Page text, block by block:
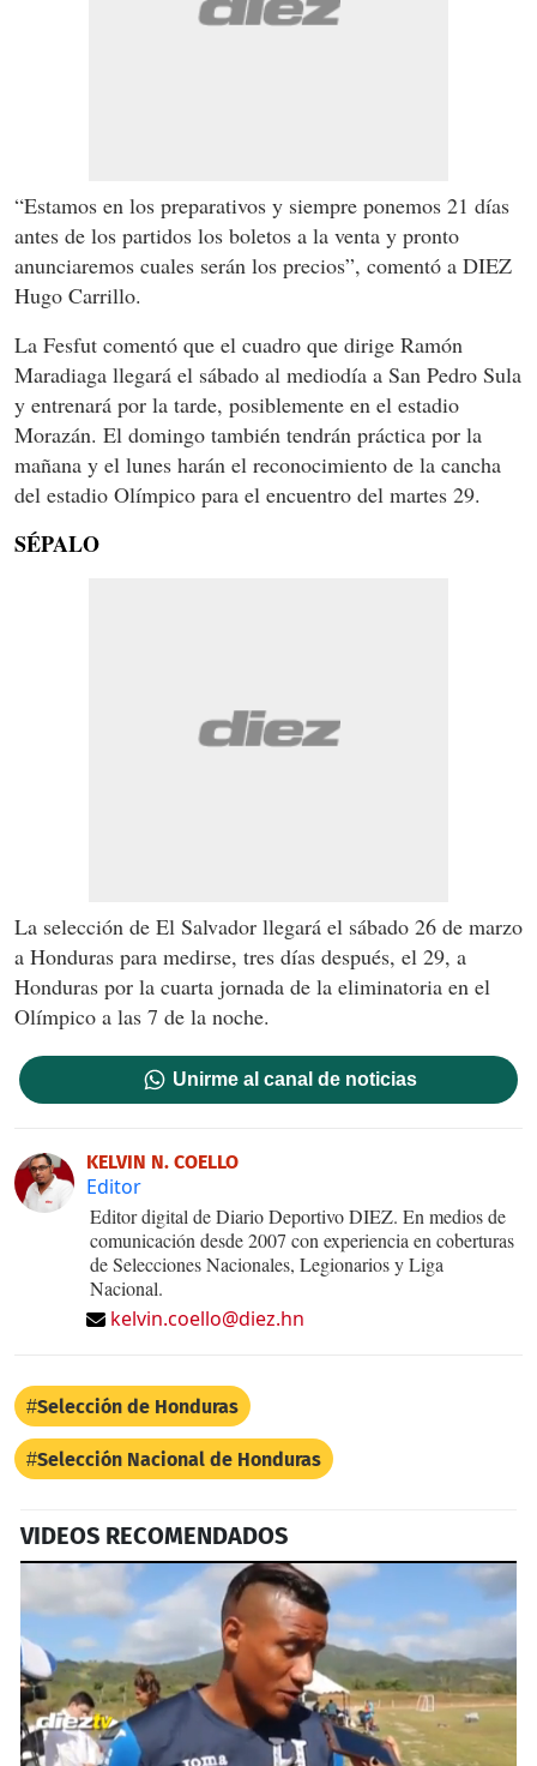
“Estamos en los preparativos y siempre ponemos 21 días
antes de los partidos los boletos a la venta y pronto
anunciaremos cuales serán los precios”, comentó a DIEZ
Hugo Carrillo.
La Fesfut comentó que el cuadro que dirige Ramón
Maradiaga llegará el sábado al mediodía a San Pedro Sula
y entrenará por la tarde, posiblemente en el estadio
Morazán. El domingo también tendrán práctica por la
mañana y el lunes harán el reconocimiento de la cancha
del estadio Olímpico para el encuentro del martes 29.
SÉPALO
La selección de El Salvador llegará el sábado 26 de marzo
a Honduras para medirse, tres días después, el 29, a
Honduras por la cuarta jornada de la eliminatoria en el
Olímpico a las 7 de la noche.
Unirme al canal de noticias
KELVIN N. COELLO
Editor
Editor digital de Diario Deportivo DIEZ. En medios de
comunicación desde 2007 con experiencia en coberturas
de Selecciones Nacionales, Legionarios y Liga
Nacional.
kelvin.coello@diez.hn
Selección de Honduras
Selección Nacional de Honduras
VIDEOS RECOMENDADOS